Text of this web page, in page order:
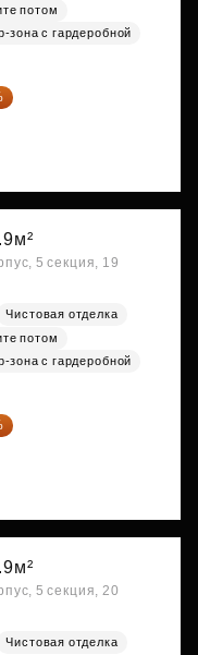
потом
зона с гардеробной
5 секция, 19
Чистовая отделка
потом
зона с гардеробной
5 секция, 20
Чистовая отделка